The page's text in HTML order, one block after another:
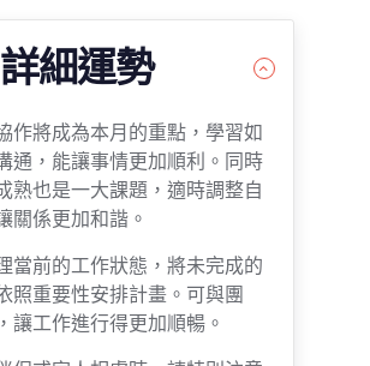
詳細運勢
作將成為本月的重點，學習如
通，能讓事情更加順利。同時
熟也是一大課題，適時調整自
關係更加和諧。
當前的工作狀態，將未完成的
照重要性安排計畫。可與團
讓工作進行得更加順暢。